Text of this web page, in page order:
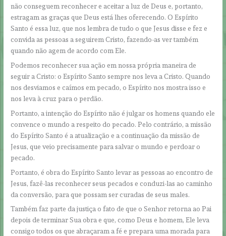
não conseguem reconhecer e aceitar a luz de Deus e, portanto,
estragam as graças que Deus está lhes oferecendo. O Espírito
Santo é essa luz, que nos lembra de tudo o que Jesus disse e fez e
convida as pessoas a seguirem Cristo, fazendo-as ver também
quando não agem de acordo com Ele.
Podemos reconhecer sua ação em nossa própria maneira de
seguir a Cristo: o Espírito Santo sempre nos leva a Cristo. Quando
nos desviamos e caímos em pecado, o Espírito nos mostra isso e
nos leva à cruz para o perdão.
Portanto, a intenção do Espírito não é julgar os homens quando ele
convence o mundo a respeito do pecado. Pelo contrário, a missão
do Espírito Santo é a atualização e a continuação da missão de
Jesus, que veio precisamente para salvar o mundo e perdoar o
pecado.
Portanto, é obra do Espírito Santo levar as pessoas ao encontro de
Jesus, fazê-las reconhecer seus pecados e conduzi-las ao caminho
da conversão, para que possam ser curadas de seus males.
Também faz parte da justiça o fato de que o Senhor retorna ao Pai
depois de terminar Sua obra e que, como Deus e homem, Ele leva
consigo todos os que abraçaram a fé e prepara uma morada para